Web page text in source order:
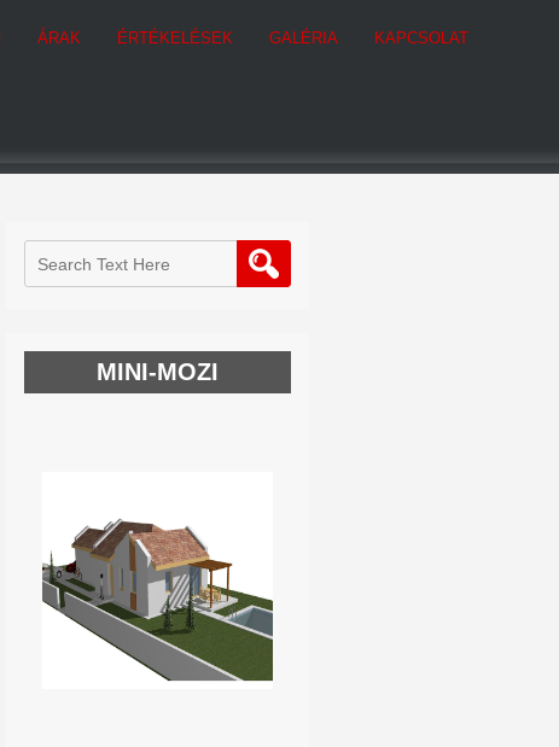
ÁRAK ÉRTÉKELÉSEK GALÉRIA KAPCSOLAT
MINI-MOZI